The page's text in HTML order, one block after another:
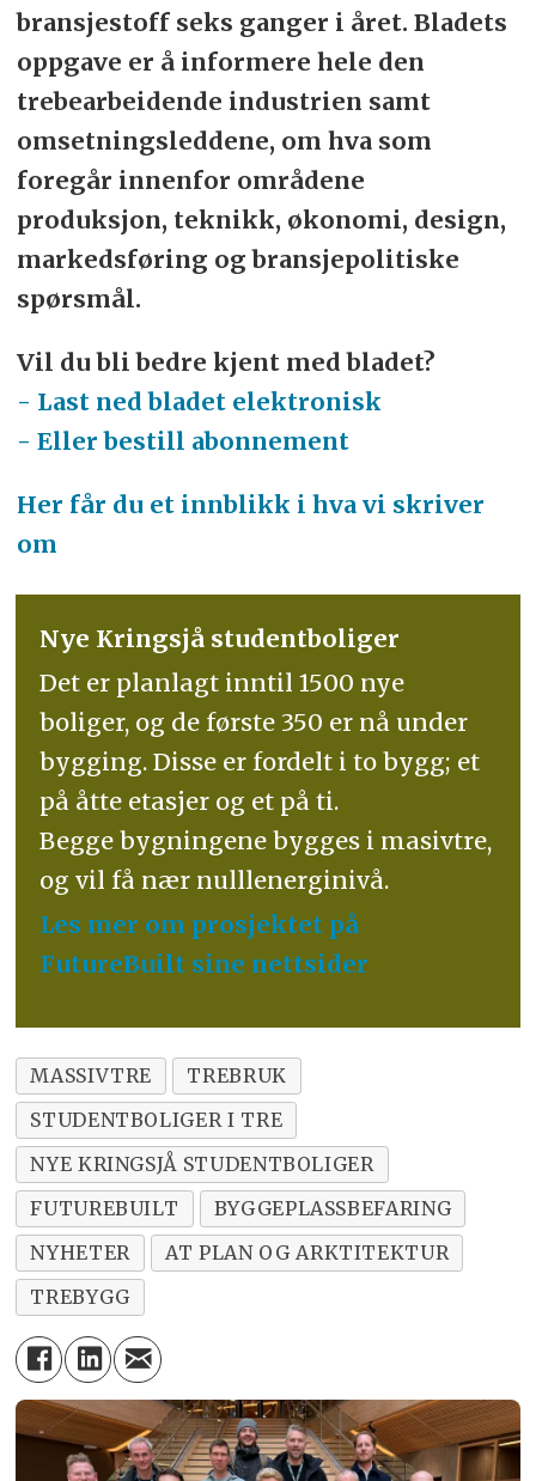
bransjestoff seks ganger i året. Bladets
oppgave er å informere hele den
trebearbeidende industrien samt
omsetningsleddene, om hva som
foregår innenfor områdene
produksjon, teknikk, økonomi, design,
markedsføring og bransjepolitiske
spørsmål.
Vil du bli bedre kjent med bladet?
- Last ned bladet elektronisk
- Eller bestill abonnement
Her får du et innblikk i hva vi skriver
om
Nye Kringsjå studentboliger
Det er planlagt inntil 1500 nye
boliger, og de første 350 er nå under
bygging. Disse er fordelt i to bygg; et
på åtte etasjer og et på ti.
Begge bygningene bygges i masivtre,
og vil få nær nulllenerginivå.
Les mer om prosjektet på
FutureBuilt sine nettsider
MASSIVTRE
TREBRUK
STUDENTBOLIGER I TRE
NYE KRINGSJÅ STUDENTBOLIGER
FUTUREBUILT
BYGGEPLASSBEFARING
NYHETER
AT PLAN OG ARKTITEKTUR
TREBYGG